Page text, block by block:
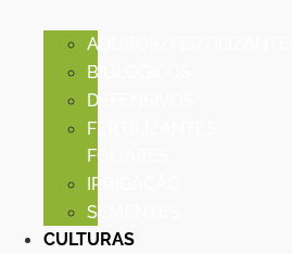
ADUBOS/FERTILIZANTES
BIOLOGICOS
DEFENSIVOS
FERTILIZANTES
FOLIARES
IRRIGACÃO
SEMENTES
CULTURAS